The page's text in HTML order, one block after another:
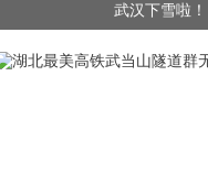
武汉下雪啦！